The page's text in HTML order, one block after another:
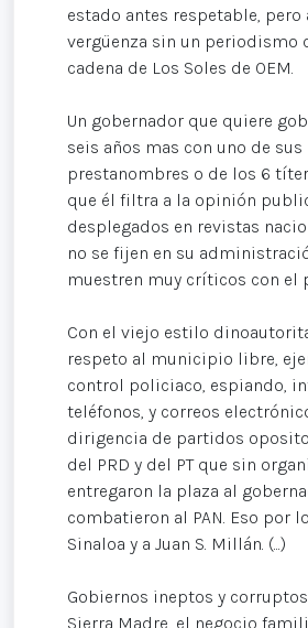
estado antes respetable, pero
vergüenza sin un periodismo
cadena de Los Soles de OEM.
Un gobernador que quiere
seis años mas con uno de sus
prestanombres o de los 6
que él filtra a la opinión
desplegados en revistas
no se fijen en su
muestren muy críticos con el
Con el viejo estilo
respeto al municipio libre,
control policiaco, espiando,
teléfonos, y correos
dirigencia de partidos
del PRD y del PT que sin
entregaron la plaza al
combatieron al PAN. Eso por
Sinaloa y a Juan S. Millán. (...)
Gobiernos ineptos y
Sierra Madre, el negocio